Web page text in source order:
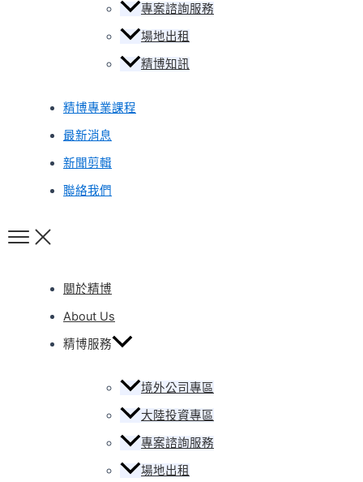
專案諮詢服務
場地出租
精博知訊
精博專業課程
最新消息
新聞剪輯
聯絡我們
關於精博
About Us
精博服務
境外公司專區
大陸投資專區
專案諮詢服務
場地出租